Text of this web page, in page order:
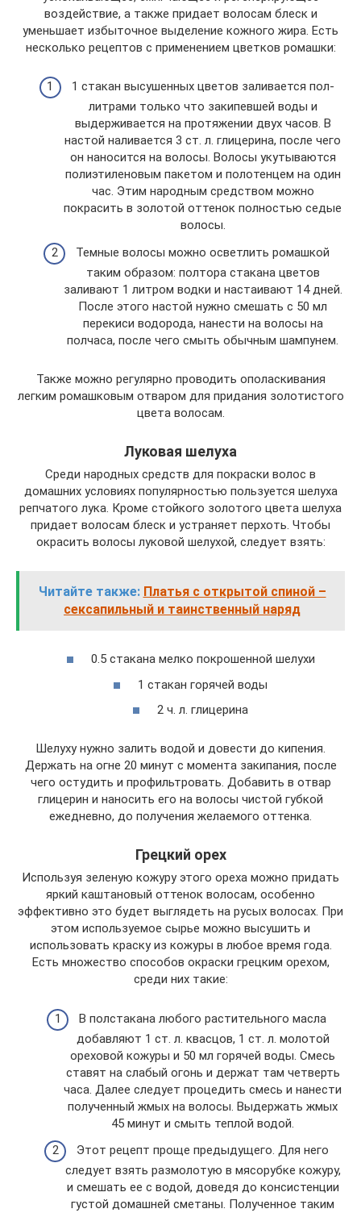
воздействие, а также придает волосам блеск и
уменьшает избыточное выделение кожного жира. Есть
несколько рецептов с применением цветков ромашки:
1 стакан высушенных цветов заливается пол-
литрами только что закипевшей воды и
выдерживается на протяжении двух часов. В
настой наливается 3 ст. л. глицерина, после чего
он наносится на волосы. Волосы укутываются
полиэтиленовым пакетом и полотенцем на один
час. Этим народным средством можно
покрасить в золотой оттенок полностью седые
волосы.
Темные волосы можно осветлить ромашкой
таким образом: полтора стакана цветов
заливают 1 литром водки и настаивают 14 дней.
После этого настой нужно смешать с 50 мл
перекиси водорода, нанести на волосы на
полчаса, после чего смыть обычным шампунем.
Также можно регулярно проводить ополаскивания
легким ромашковым отваром для придания золотистого
цвета волосам.
Луковая шелуха
Среди народных средств для покраски волос в
домашних условиях популярностью пользуется шелуха
репчатого лука. Кроме стойкого золотого цвета шелуха
придает волосам блеск и устраняет перхоть. Чтобы
окрасить волосы луковой шелухой, следует взять:
Читайте также: Платья с открытой спиной –
сексапильный и таинственный наряд
0.5 стакана мелко покрошенной шелухи
1 стакан горячей воды
2 ч. л. глицерина
Шелуху нужно залить водой и довести до кипения.
Держать на огне 20 минут с момента закипания, после
чего остудить и профильтровать. Добавить в отвар
глицерин и наносить его на волосы чистой губкой
ежедневно, до получения желаемого оттенка.
Грецкий орех
Используя зеленую кожуру этого ореха можно придать
яркий каштановый оттенок волосам, особенно
эффективно это будет выглядеть на русых волосах. При
этом используемое сырье можно высушить и
использовать краску из кожуры в любое время года.
Есть множество способов окраски грецким орехом,
среди них такие:
В полстакана любого растительного масла
добавляют 1 ст. л. квасцов, 1 ст. л. молотой
ореховой кожуры и 50 мл горячей воды. Смесь
ставят на слабый огонь и держат там четверть
часа. Далее следует процедить смесь и нанести
полученный жмых на волосы. Выдержать жмых
45 минут и смыть теплой водой.
Этот рецепт проще предыдущего. Для него
следует взять размолотую в мясорубке кожуру,
и смешать ее с водой, доведя до консистенции
густой домашней сметаны. Полученное таким